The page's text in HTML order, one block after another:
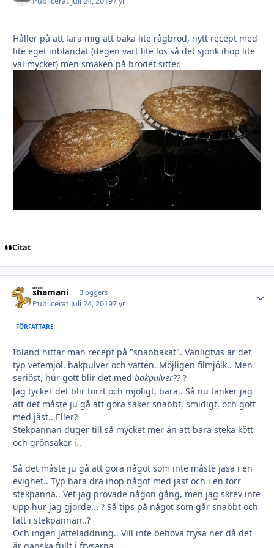
Håller på att lära mig att baka lite rågbröd, nytt recept med
lite eget inblandat (degen vart lite lös så det sjönk ihop lite
väl mycket) men smaken på brödet sitter.
Citat
shamani Bloggers
Publicerat Juli 24, 20197 yr
FÖRFATTARE
Ibland hittar man recept på "snabbakat". Vanligtvis är det
typ vetemjöl, bakpulver och vatten. Möjligen filmjölk.. Men
seriöst, hur gott blir det med bakpulver???
Jag tycker det blir torrt och mjöligt, bara.. Så nu tänker jag
att det måste ju gå att göra saker snabbt, smidigt, och gott
med jäst.. Eller?
Stekpannan duger till så mycket mer än att bara steka kött
och grönsaker i..
Så det måste ju gå att göra något som inte måste jäsa i en
evighet.. Typ bara dra ihop något med jäst och i en torr
stekpanna.. Vet jag provade någon gång, men jag skrev inte
upp hur jag gjorde... ? Så tips på något som går snabbt och
lätt i stekpannan..?
Och ingen jätteladdning.. Vill inte behöva frysa ner då det